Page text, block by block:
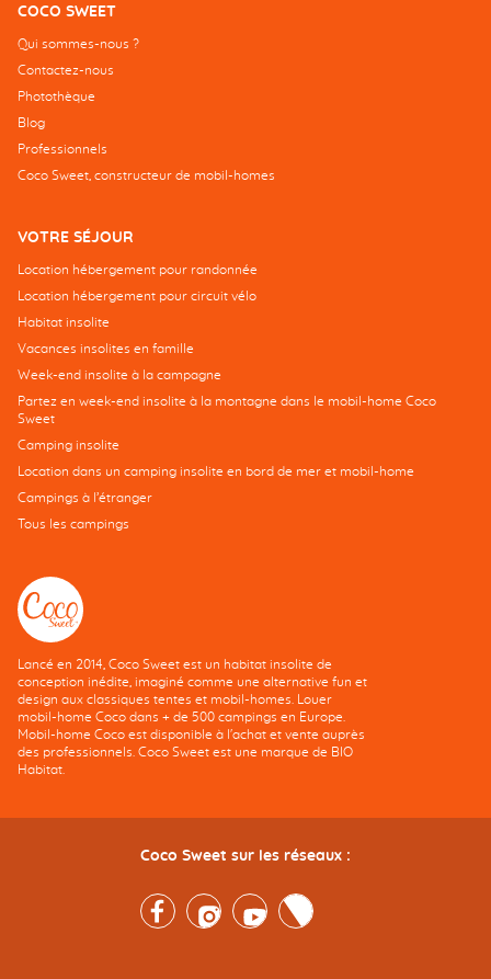
COCO SWEET
Qui sommes-nous ?
Contactez-nous
Photothèque
Blog
Professionnels
Coco Sweet, constructeur de mobil-homes
VOTRE SÉJOUR
Location hébergement pour randonnée
Location hébergement pour circuit vélo
Habitat insolite
Vacances insolites en famille
Week-end insolite à la campagne
Partez en week-end insolite à la montagne dans le mobil-home Coco
Sweet
Camping insolite
Location dans un camping insolite en bord de mer et mobil-home
Campings à l’étranger
Tous les campings
Lancé en 2014, Coco Sweet est un habitat insolite de
conception inédite, imaginé comme une alternative fun et
design aux classiques tentes et mobil-homes. Louer
mobil-home Coco dans + de 500 campings en Europe.
Mobil-home Coco est disponible à l'achat et vente auprès
des professionnels. Coco Sweet est une marque de BIO
Habitat.
Coco Sweet sur les réseaux :
FacebookInstagramYoutubeTwitter